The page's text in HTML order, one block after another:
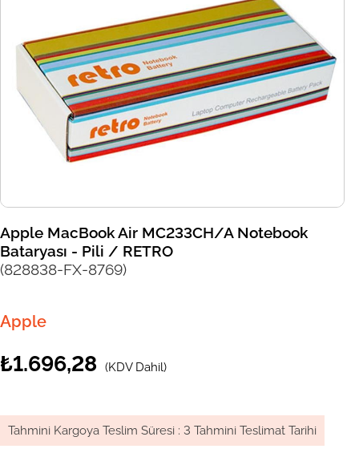
Apple MacBook Air MC233CH/A Notebook
Bataryası - Pili / RETRO
(828838-FX-8769)
Apple
₺1.696,28 (KDV Dahil)
Tahmini Kargoya Teslim Süresi : 3 Tahmini Teslimat Tarihi